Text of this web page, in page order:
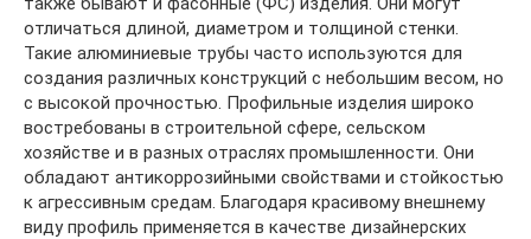
отличаться длиной, диаметром и толщиной стенки.
Такие алюминиевые трубы часто используются для
создания различных конструкций с небольшим весом, но
с высокой прочностью. Профильные изделия широко
востребованы в строительной сфере, сельском
хозяйстве и в разных отраслях промышленности. Они
обладают антикоррозийными свойствами и стойкостью
к агрессивным средам. Благодаря красивому внешнему
виду профиль применяется в качестве дизайнерских